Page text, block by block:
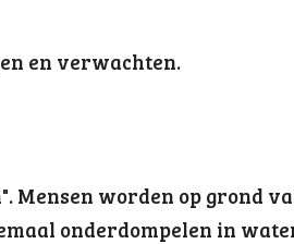
en verwachten.
Mensen worden op grond
onderdompelen in